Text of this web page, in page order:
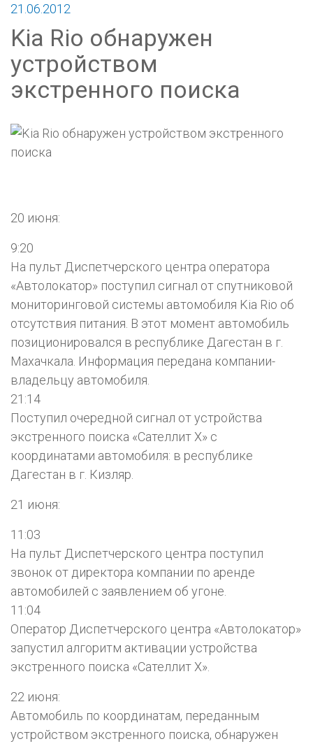
21.06.2012
Kia Rio обнаружен
устройством
экстренного поиска
20 июня:
9:20
На пульт Диспетчерского центра оператора
«Автолокатор» поступил сигнал от спутниковой
мониторинговой системы автомобиля Kia Rio об
отсутствия питания. В этот момент автомобиль
позиционировался в республике Дагестан в г.
Махачкала. Информация передана компании-
владельцу автомобиля.
21:14
Поступил очередной сигнал от устройства
экстренного поиска «Сателлит Х» с
координатами автомобиля: в республике
Дагестан в г. Кизляр.
21 июня:
11:03
На пульт Диспетчерского центра поступил
звонок от директора компании по аренде
автомобилей с заявлением об угоне.
11:04
Оператор Диспетчерского центра «Автолокатор»
запустил алгоритм активации устройства
экстренного поиска «Сателлит Х».
22 июня:
Автомобиль по координатам, переданным
устройством экстренного поиска, обнаружен